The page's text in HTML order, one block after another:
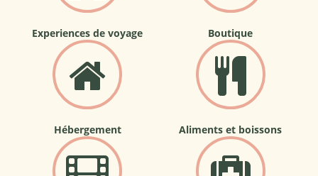
Experiences de voyage Boutique
Hébergement Aliments et boissons